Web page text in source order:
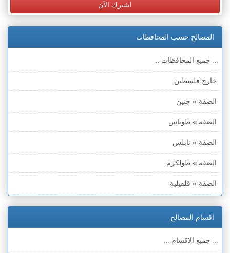
اشترك الآن
المصالح حسب المحافظات
.. جميع المحافظات ..
خارج فلسطين
الضفة » جنين
الضفة » طوباس
الضفة » نابلس
الضفة » طولكرم
الضفة » قلقيلية
الضفة » رام الله والبيره
الضفة » أريحا
اقسام المصالح
.. جميع الاقسام ..